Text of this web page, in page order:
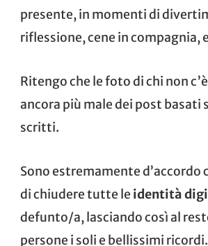
presente, in momenti di
riflessione, cene in compagnia,
Ritengo che le foto di chi non
ancora più male dei post basati
scritti.
Sono estremamente d’accordo
di chiudere tutte le identità
defunto/a, lasciando così al
persone i soli e bellissimi ricordi.